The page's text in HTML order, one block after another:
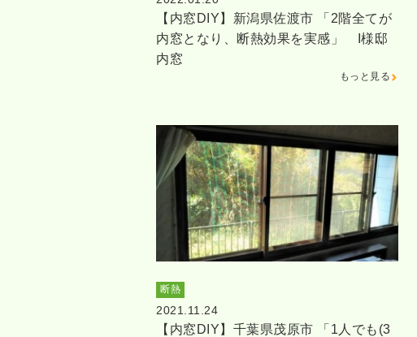
【内窓DIY】新潟県佐渡市 「2階全てが
内窓となり、断熱効果を実感」 I様邸
内窓
もっと見る
断熱
2021.11.24
【内窓DIY】千葉県茂原市 「1人でも(3